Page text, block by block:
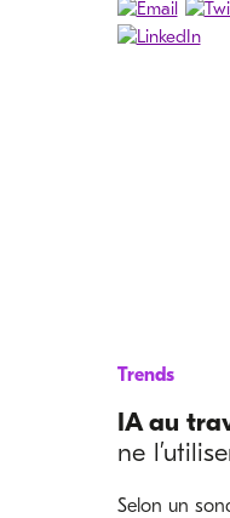
Trends
IA au
ne
Selon un